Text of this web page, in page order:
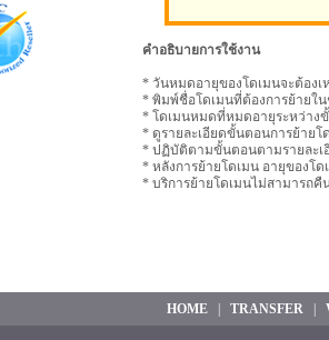
คำอธิบายการใช้งาน
* วันหมดอายุของโดเมนจะต้อง
* พิมพ์ชื่อโดเมนที่ต้องการย้ายใน
* โดเมนหมดที่หมดอายุระหว่าง
* ดูรายละเอียดขั้นตอนการย้ายโ
* ปฏิบัติตามขั้นตอนตามรายละเ
* หลังการย้ายโดเมน อายุของโ
* บริการย้ายโดเมนไม่สามารถคื
HOME TRANSFER